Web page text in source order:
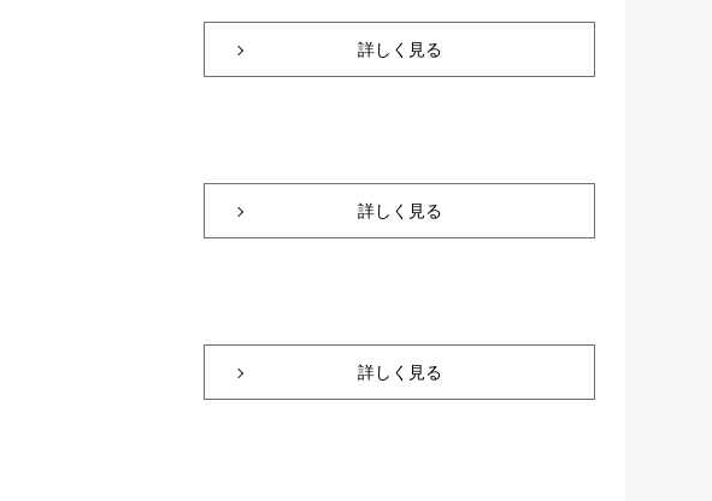
詳しく見る
詳しく見る
詳しく見る